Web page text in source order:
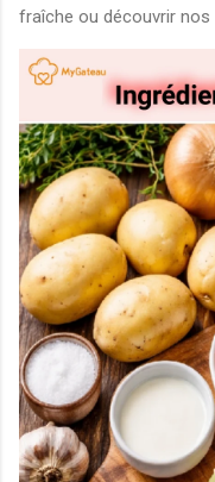
fraîche ou découvrir nos